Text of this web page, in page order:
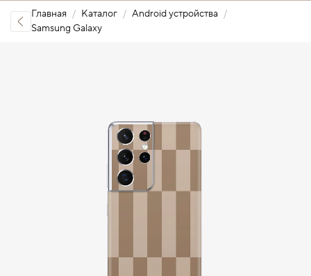
Главная Каталог
Android устройства
Samsung Galaxy